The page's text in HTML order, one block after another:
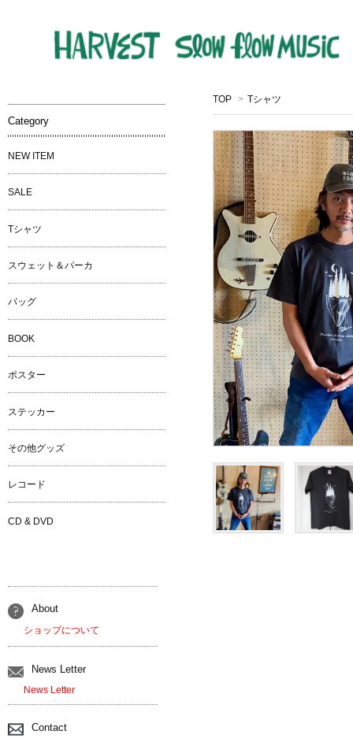
TOP > Tシャツ
Category
NEW ITEM
SALE
Tシャツ
スウェット＆パーカ
バッグ
BOOK
ポスター
ステッカー
その他グッズ
レコード
CD & DVD
About
ショップについて
News Letter
News Letter
Contact